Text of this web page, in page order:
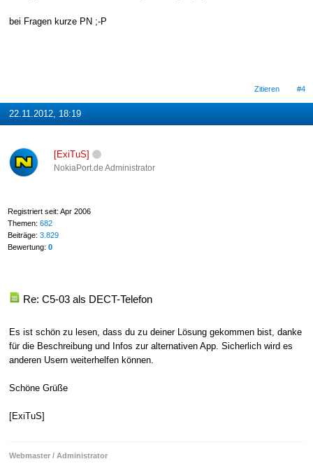
bei Fragen kurze PN ;-P
Zitieren #4
22.11.2012, 18:19
[ExiTuS]
NokiaPort.de Administrator
Registriert seit: Apr 2006
Themen: 682
Beiträge: 3.829
Bewertung: 0
Re: C5-03 als DECT-Telefon
Es ist schön zu lesen, dass du zu deiner Lösung gekommen bist, danke
für die Beschreibung und Infos zur alternativen App. Sicherlich wird es
anderen Usern weiterhelfen können.
Schöne Grüße
[ExiTuS]
Webmaster / Administrator